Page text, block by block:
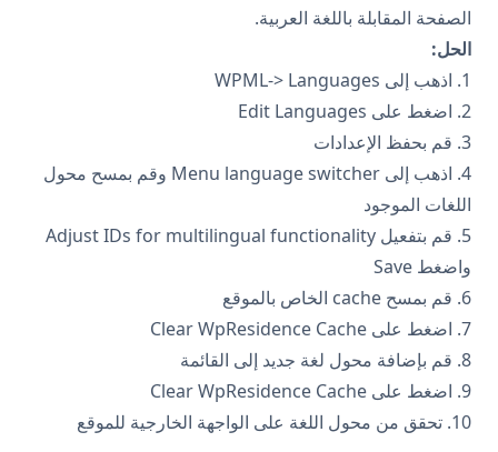
الصفحة المقابلة باللغة العربية.
الحل:
1. اذهب إلى WPML-> Languages
2. اضغط على Edit Languages
3. قم بحفظ الإعدادات
4. اذهب إلى Menu language switcher وقم بمسح محول
اللغات الموجود
5. قم بتفعيل Adjust IDs for multilingual functionality
واضغط Save
6. قم بمسح cache الخاص بالموقع
7. اضغط على Clear WpResidence Cache
8. قم بإضافة محول لغة جديد إلى القائمة
9. اضغط على Clear WpResidence Cache
10. تحقق من محول اللغة على الواجهة الخارجية للموقع